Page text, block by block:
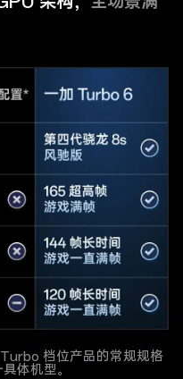
档位产品的常规规格
体机型。